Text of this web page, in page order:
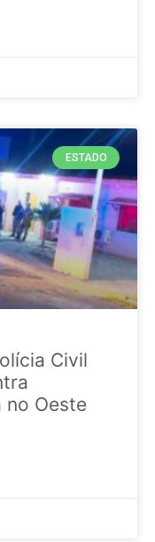
ESTADO
Civil
no Oeste